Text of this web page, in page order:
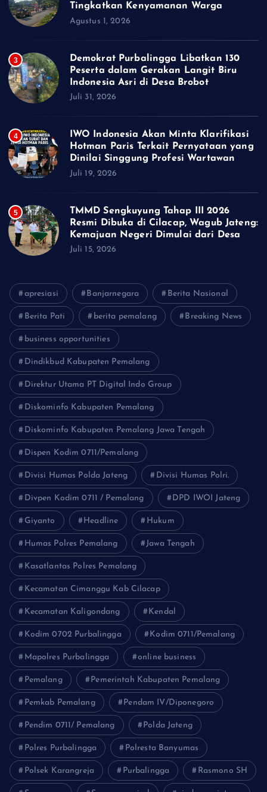
Tingkatkan Kenyamanan Warga
Agustus 1, 2026
3
Demokrat Purbalingga Libatkan 130
Peserta dalam Gerakan Langit Biru
Indonesia Asri di Desa Brobot
Juli 31, 2026
4
IWO Indonesia Akan Minta Klarifikasi
Hotman Paris Terkait Pernyataan yang
Dinilai Singgung Profesi Wartawan
Juli 19, 2026
5
TMMD Sengkuyung Tahap III 2026
Resmi Dibuka di Cilacap, Wagub Jateng:
Kemajuan Negeri Dimulai dari Desa
Juli 15, 2026
apresiasi Banjarnegara Berita Nasional
Berita Pati berita pemalang Breaking News
business opportunities
Dindikbud Kabupaten Pemalang
Direktur Utama PT Digital Indo Group
Diskominfo Kabupaten Pemalang
Diskominfo Kabupaten Pemalang Jawa Tengah
Dispen Kodim 0711/Pemalang
Divisi Humas Polda Jateng Divisi Humas Polri.
Divpen Kodim 0711 / Pemalang DPD IWOI Jateng
Giyanto Headline Hukum
Humas Polres Pemalang Jawa Tengah
Kasatlantas Polres Pemalang
Kecamatan Cimanggu Kab Cilacap
Kecamatan Kaligondang Kendal
Kodim 0702 Purbalingga Kodim 0711/Pemalang
Mapolres Purbalingga online business
Pemalang Pemerintah Kabupaten Pemalang
Pemkab Pemalang Pendam IV/Diponegoro
Pendim 0711/ Pemalang Polda Jateng
Polres Purbalingga Polresta Banyumas
Polsek Karangreja Purbalingga Rasmono SH